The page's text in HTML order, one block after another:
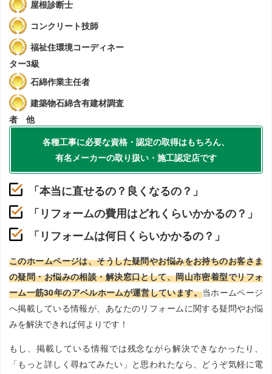
屋根診断士
コンクリート技師
福祉住環境コーディネー
ター3級
石綿作業主任者
建築物石綿含有建材調査
者 他
各種工事に必要な資格・認定の取得はもちろん、
有名メーカーの取り扱い・施工認定店です
「本当に直せるの？良くなるの？」
「リフォームの費用はどれくらいかかるの？」
「リフォームは何日くらいかかるの？」
このホームページは、そうした疑問やお悩みをお持ちのお客さま
の疑問・お悩みの相談・解決窓口として、岡山市密着型でリフォ
ーム一筋30年のアベルホームが運営しています。当ホームページ
へ掲載している情報が、あなたのリフォームに関する疑問やお悩
みを解決できれば何よりです！
もし、掲載している情報では残念ながら解決できなかったり、
「もっと詳しく尋ねてみたい」と思われたなら、どうぞ気軽に電